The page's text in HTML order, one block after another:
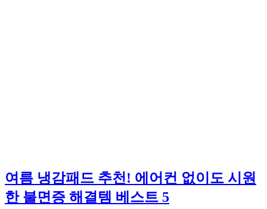
여름 냉감패드 추천! 에어컨 없이도 시원
한 불면증 해결템 베스트 5